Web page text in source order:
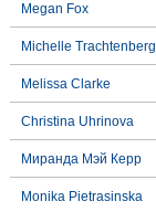
Megan Fox
Michelle Trachtenberg
Melissa Clarke
Christina Uhrinova
Миранда Мэй Керр
Monika Pietrasinska